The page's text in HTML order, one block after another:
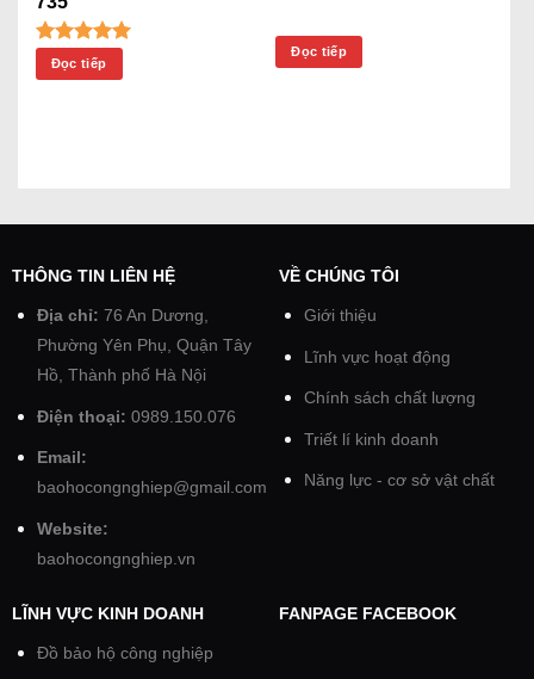
Được xếp
hạng5.00
Đọc tiếp
Đọc tiếp
THÔNG TIN LIÊN HỆ
Địa chỉ: 76 An Dương,
Phường Yên Phụ, Quận Tây
Hồ, Thành phố Hà Nội
Điện thoại: 0989.150.076
Email:
baohocongnghiep@gmail.com
Website:
baohocongnghiep.vn
VỀ CHÚNG TÔI
Giới thiệu
Lĩnh vực hoạt động
Chính sách chất lượng
Triết lí kinh doanh
Năng lực - cơ sở vật chất
LĨNH VỰC KINH DOANH
Đồ bảo hộ công nghiệp
FANPAGE FACEBOOK